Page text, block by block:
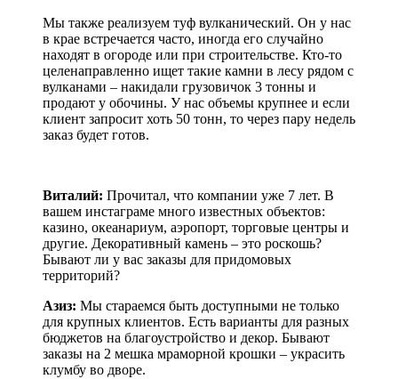
Мы также реализуем туф вулканический. Он у нас
в крае встречается часто, иногда его случайно
находят в огороде или при строительстве. Кто-то
целенаправленно ищет такие камни в лесу рядом с
вулканами – накидали грузовичок 3 тонны и
продают у обочины. У нас объемы крупнее и если
клиент запросит хоть 50 тонн, то через пару недель
заказ будет готов.
Виталий: Прочитал, что компании уже 7 лет. В
вашем инстаграме много известных объектов:
казино, океанариум, аэропорт, торговые центры и
другие. Декоративный камень – это роскошь?
Бывают ли у вас заказы для придомовых
территорий?
Азиз: Мы стараемся быть доступными не только
для крупных клиентов. Есть варианты для разных
бюджетов на благоустройство и декор. Бывают
заказы на 2 мешка мраморной крошки – украсить
клумбу во дворе.